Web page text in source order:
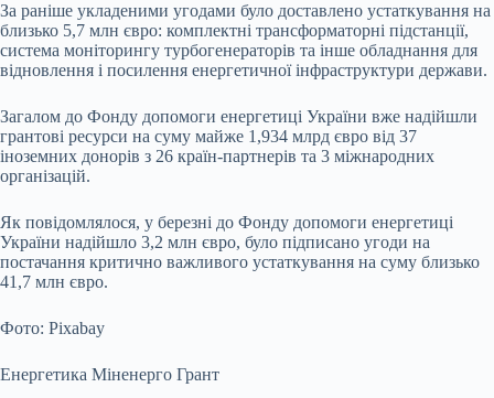
За раніше укладеними угодами було доставлено устаткування на
близько 5,7 млн євро: комплектні трансформаторні підстанції,
система моніторингу турбогенераторів та інше обладнання для
відновлення і посилення енергетичної інфраструктури держави.
Загалом до Фонду допомоги енергетиці України вже надійшли
грантові ресурси на суму майже 1,934 млрд євро від 37
іноземних донорів з 26 країн-партнерів та 3 міжнародних
організацій.
Як повідомлялося, у березні до Фонду допомоги енергетиці
України надійшло 3,2 млн євро, було підписано угоди на
постачання критично важливого устаткування на суму близько
41,7 млн євро.
Фото: Pixabay
Енергетика Міненерго Грант